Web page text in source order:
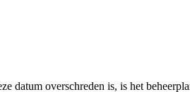
datum overschreden is, is het